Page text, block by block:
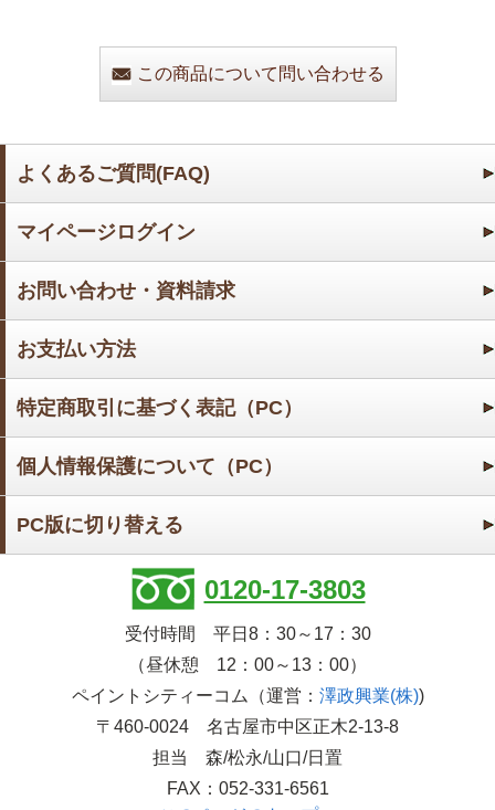
この商品について問い合わせる
よくあるご質問(FAQ)
マイページログイン
お問い合わせ・資料請求
お支払い方法
特定商取引に基づく表記（PC）
個人情報保護について（PC）
PC版に切り替える
0120-17-3803
受付時間 平日8：30～17：30
（昼休憩 12：00～13：00）
ペイントシティーコム（運営： 澤政興業(株))
〒460-0024 名古屋市中区正木2-13-8
担当 森/松永/山口/日置
FAX：052-331-6561